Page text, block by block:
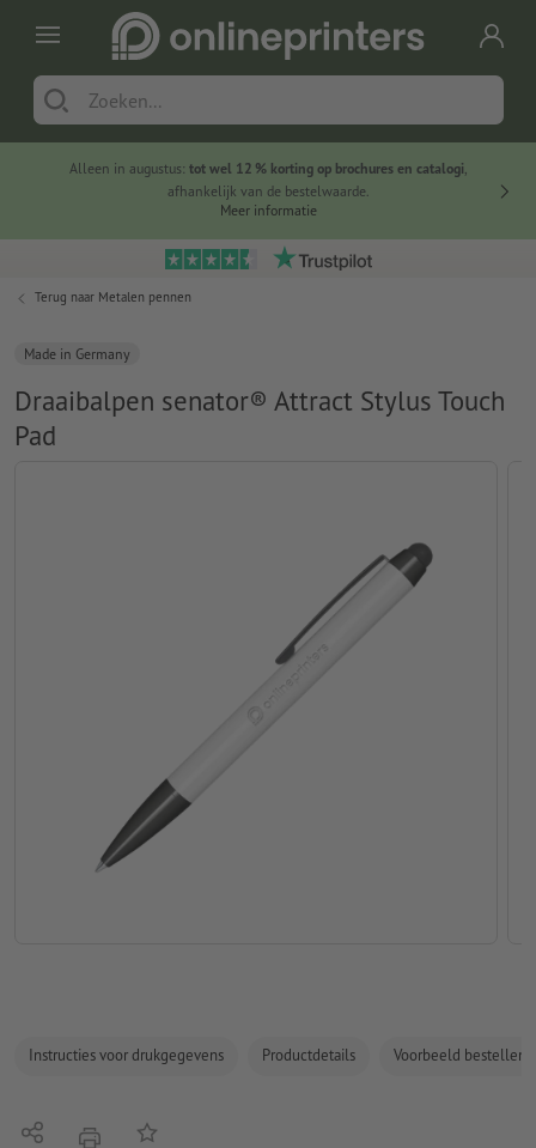
Alleen in augustus: tot wel 12 % korting op brochures en catalogi,
afhankelijk van de bestelwaarde.
Meer informatie
Terug naar Metalen pennen
Made in Germany
Draaibalpen senator® Attract Stylus Touch
Pad
Instructies voor drukgegevens Productdetails Voorbeeld bestellen
Delen afdrukkenOp de lijst